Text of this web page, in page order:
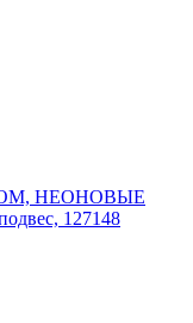
НЕОНОВЫЕ
127148